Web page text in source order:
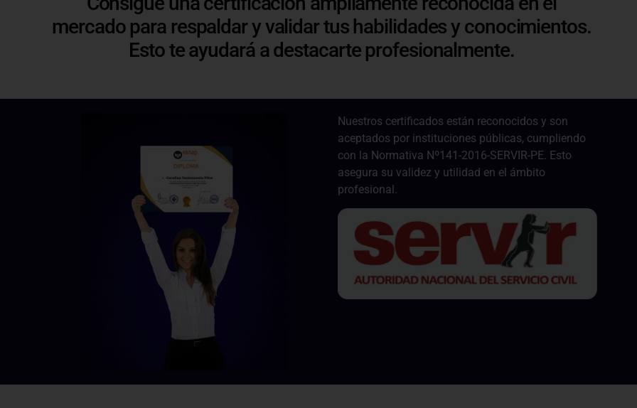
mercado para respaldar y validar tus habilidades y conocimientos.
Esto te ayudará a destacarte profesionalmente.
Nuestros certificados están reconocidos y son
aceptados por instituciones públicas, cumpliendo
con la Normativa Nº141-2016-SERVIR-PE. Esto
asegura su validez y utilidad en el ámbito
profesional.